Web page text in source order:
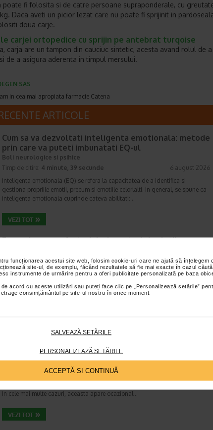
funcționarea acestui site web, folosim cookie-uri care ne ajută să înțelegem
site-ul, de exemplu, făcând rezultatele să fie mai exacte în cazul
instrumente de urmărire pentru a oferi publicitate personalizată pe baza
acord cu aceste utilizări sau puteți face clic pe „Personalizează setările”
consimțământul pe site-ul nostru în orice moment.
SALVEAZĂ SETĂRILE
PERSONALIZEAZĂ SETĂRILE
ACCEPTĂ SI CONTINUĂ
poate fi folosita si de catre persoane supraponderale, cu
Daca aveti un picior lezat care nu poate fi sprijinit in
doua carje.
carjei ortopedice cu sprijin pe antebrat turqoise
carja are un tampon din cauciuc sintetic, acesta avand rolul de a
de a asigura aderenta in timpul mersului.
SAS
in cea mai apropiata farmacie Catena
ARTICOLE
Cum sa va dezvoltati inteligenta emotionala: metode
prin care va puteti imbunatati EQ-ul
Boli neurologice si psihice
Timp de citire: 4 minute, 39 secunde
6 august 2026
Inteligenta emotionala (EQ) se refera la capacitatea de a identifica si
gestiona propriile emotii, precum si emotiile celorlalti. In general, se spune ca
inteligenta emotionala cuprinde cateva abilitati:…
Enurezis: cauze, factori declansatori si solutii
Timp de citire:4 minute, 32 secunde
28 iulie 2026
Enurezisul este termenul medical pentru pierderea accidentala de urina, de
obicei in timpul somnului. Este o afectiune frecventa atat in randul copiilor,
cat si al adultilor. Enurezisul este considerat…
Senzatia de prea plin: cand indica o afectiune si cum o
Boli ale sistemului digestiv
Timp de citire:4 minute, 55 secunde
26 iulie 2026
In cele mai multe cazuri, aceasta apare ocazional…